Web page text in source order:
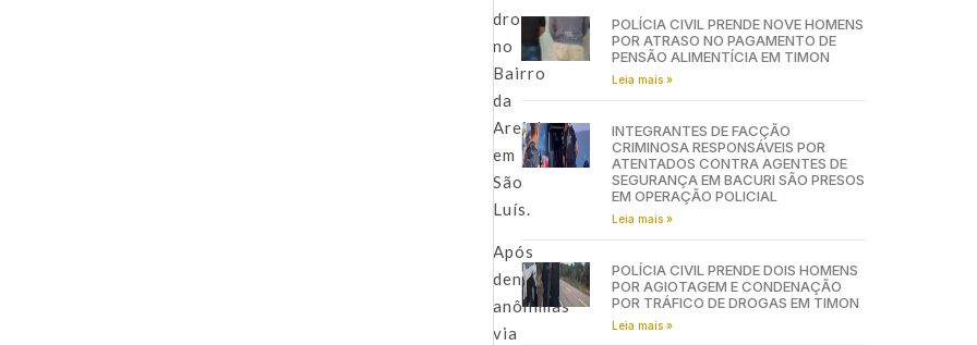
drogas
no
Bairro
da
Areinha,
em
São
Luís.
Após
denúncias
anônimas
via
POLÍCIA CIVIL PRENDE NOVE HOMENS
POR ATRASO NO PAGAMENTO DE
PENSÃO ALIMENTÍCIA EM TIMON
Leia mais »
INTEGRANTES DE FACÇÃO
CRIMINOSA RESPONSÁVEIS POR
ATENTADOS CONTRA AGENTES DE
SEGURANÇA EM BACURI SÃO PRESOS
EM OPERAÇÃO POLICIAL
Leia mais »
POLÍCIA CIVIL PRENDE DOIS HOMENS
POR AGIOTAGEM E CONDENAÇÃO
POR TRÁFICO DE DROGAS EM TIMON
Leia mais »